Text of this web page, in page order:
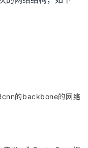
的backbone的网络